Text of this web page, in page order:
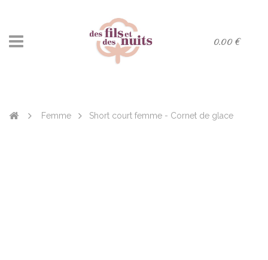
0.00 €
Femme Short court femme - Cornet de glace